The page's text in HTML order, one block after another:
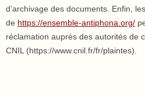
d’archivage des documents. Enfin,
de https://ensemble-antiphona.org/
réclamation auprès des autorités de
CNIL (https://www.cnil.fr/fr/plaintes).